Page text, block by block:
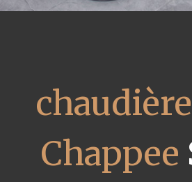
Chappee